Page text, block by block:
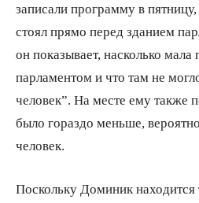
записали программу в
стоял прямо перед зданием
он показывает, насколько
парламентом и что там не
человек”. На месте ему также
было гораздо меньше,
человек.
Поскольку Доминик находится